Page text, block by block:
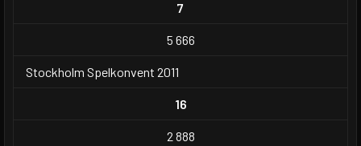
7
5 666
Stockholm Spelkonvent 2011
16
2 888